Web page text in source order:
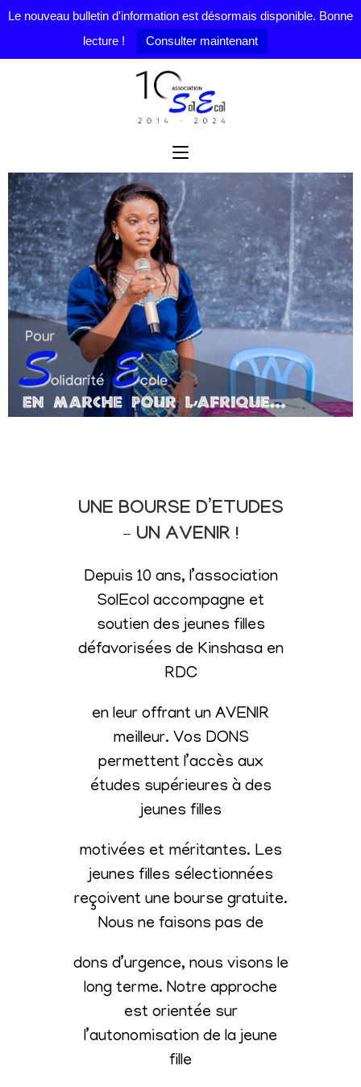
Le nouveau bulletin d'information est désormais disponible. Bonne
lecture !
Consulter maintenant
UNE BOURSE D’ETUDES
– UN AVENIR !
Depuis 10 ans, l’association
SolEcol accompagne et
soutien des jeunes filles
défavorisées de Kinshasa en
RDC
en leur offrant un AVENIR
meilleur. Vos DONS
permettent l’accès aux
études supérieures à des
jeunes filles
motivées et méritantes. Les
jeunes filles sélectionnées
reçoivent une bourse gratuite.
Nous ne faisons pas de
dons d’urgence, nous visons le
long terme. Notre approche
est orientée sur
l’autonomisation de la jeune
fille